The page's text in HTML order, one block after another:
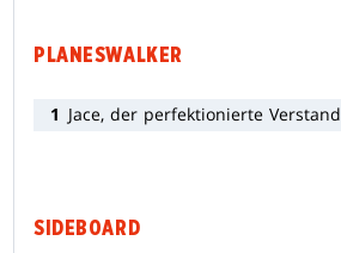
PLANESWALKER
1 Jace, der perfektionierte Verstand
SIDEBOARD